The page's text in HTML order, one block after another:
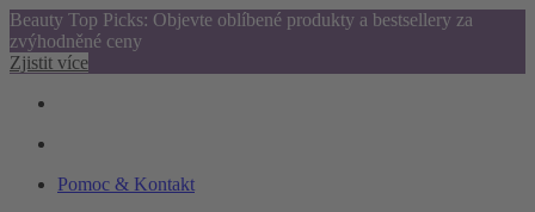
Beauty Top Picks: Objevte oblíbené produkty a bestsellery za
zvýhodněné ceny
Zjistit více
Pomoc & Kontakt